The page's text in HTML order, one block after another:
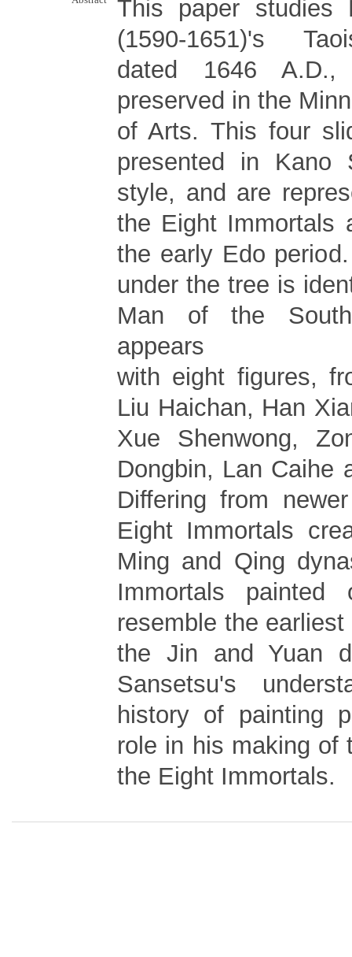
This paper studies
(1590-1651)'s
dated 1646 A.D.,
preserved in the
of Arts. This four
presented in Kano
style, and are
the Eight Immortals
the early Edo
under the tree is
Man of the
appears
with eight figures,
Liu Haichan, Han
Xue Shenwong,
Dongbin, Lan Caihe
Differing from
Eight Immortals
Ming and Qing
Immortals
resemble the
the Jin and Yuan
Sansetsu's
history of painting
role in his making of
the Eight Immortals.